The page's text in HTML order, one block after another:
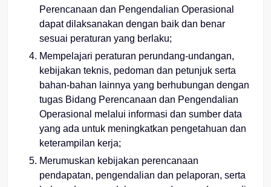
Perencanaan dan Pengendalian Operasional
dapat dilaksanakan dengan baik dan benar
sesuai peraturan yang berlaku;
Mempelajari peraturan perundang-undangan,
kebijakan teknis, pedoman dan petunjuk serta
bahan-bahan lainnya yang berhubungan dengan
tugas Bidang Perencanaan dan Pengendalian
Operasional melalui informasi dan sumber data
yang ada untuk meningkatkan pengetahuan dan
keterampilan kerja;
Merumuskan kebijakan perencanaan
pendapatan, pengendalian dan pelaporan, serta